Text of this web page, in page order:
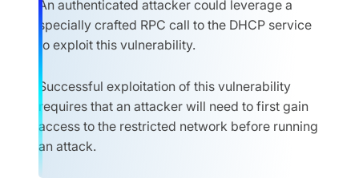
An authenticated attacker could leverage a
specially crafted RPC call to the DHCP service
to exploit this vulnerability.
Successful exploitation of this vulnerability
requires that an attacker will need to first gain
access to the restricted network before running
an attack.